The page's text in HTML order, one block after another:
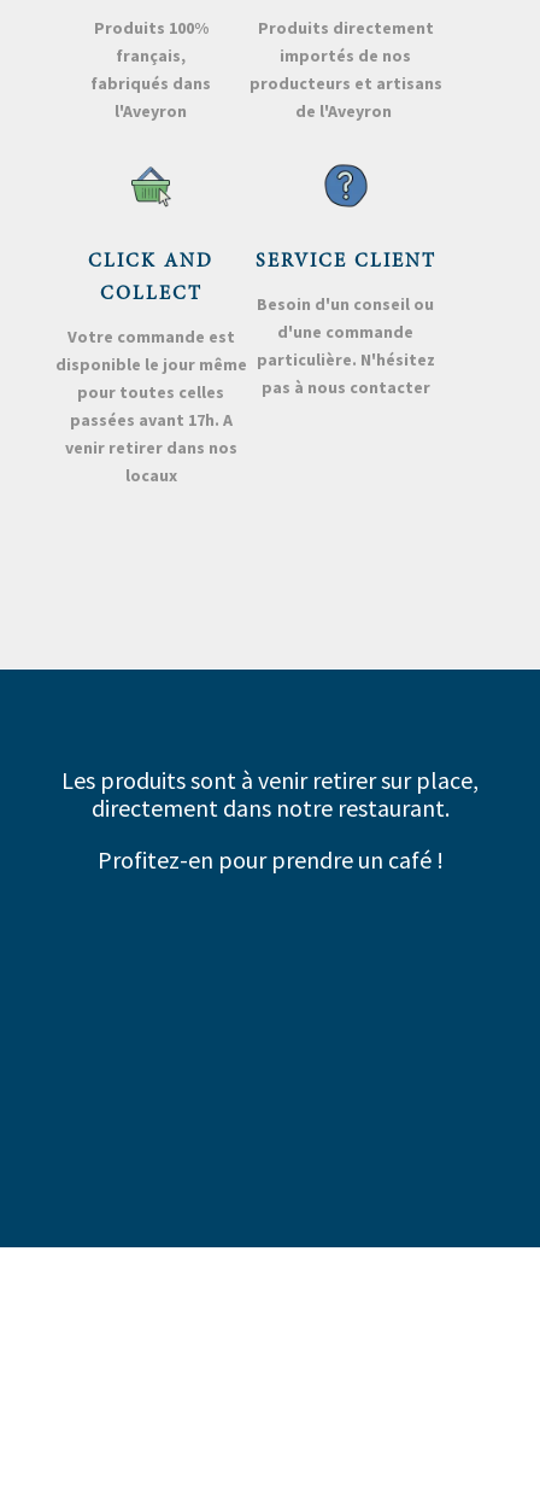
Produits 100%
français,
fabriqués dans
l'Aveyron
Produits directement
importés de nos
producteurs et artisans
de l'Aveyron
CLICK AND
COLLECT
Votre commande est
disponible le jour même
pour toutes celles
passées avant 17h. A
venir retirer dans nos
locaux
SERVICE CLIENT
Besoin d'un conseil ou
d'une commande
particulière. N'hésitez
pas à nous contacter
Les produits sont à venir retirer sur place,
directement dans notre restaurant.
Profitez-en pour prendre un café !